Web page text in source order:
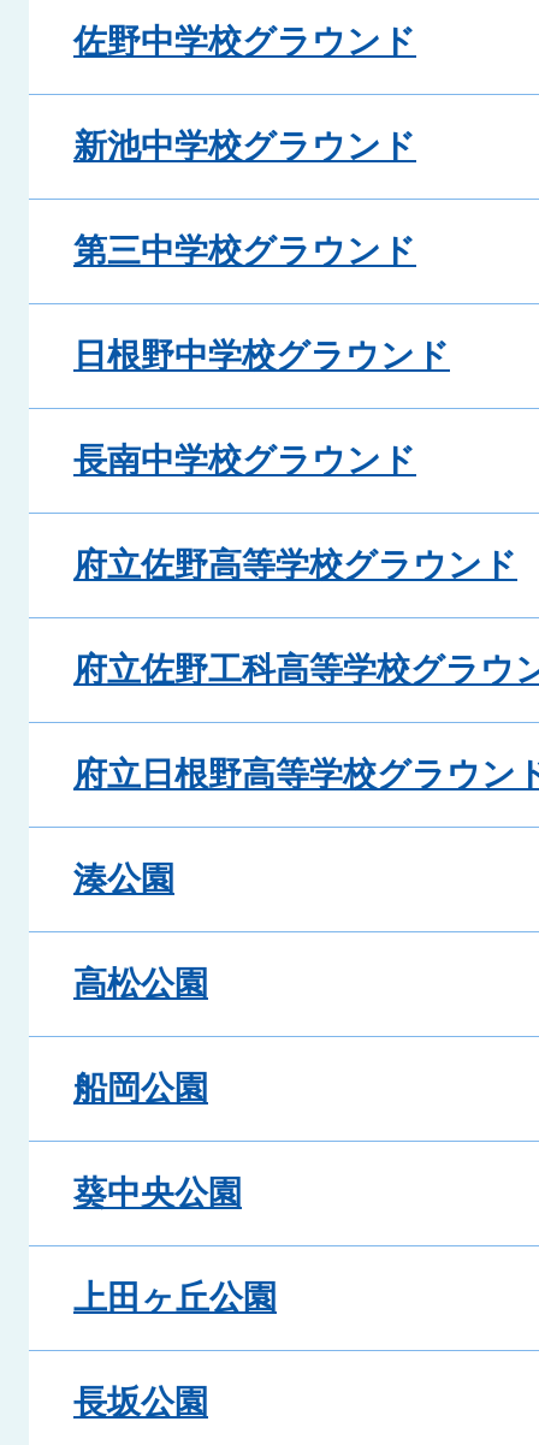
佐野中学校グラウンド
新池中学校グラウンド
第三中学校グラウンド
日根野中学校グラウンド
長南中学校グラウンド
府立佐野高等学校グラウンド
府立佐野工科高等学校グラウ
府立日根野高等学校グラウン
湊公園
高松公園
船岡公園
葵中央公園
上田ヶ丘公園
長坂公園